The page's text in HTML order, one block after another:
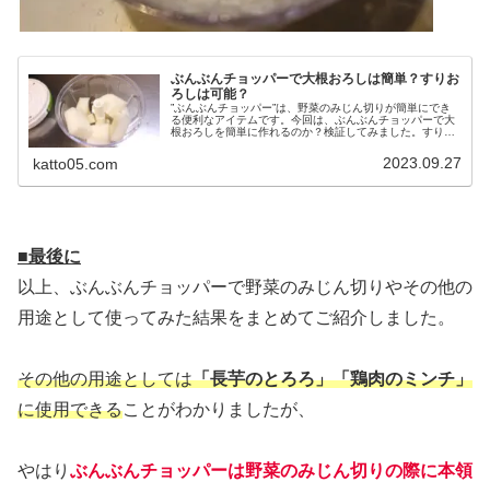
ぶんぶんチョッパーで大根おろしは簡単？すりお
ろしは可能？
”ぶんぶんチョッパー”は、野菜のみじん切りが簡単にでき
る便利なアイテムです。今回は、ぶんぶんチョッパーで大
根おろしを簡単に作れるのか？検証してみました。すりお
katto05.com 2023.09.27
■最後に
以上、ぶんぶんチョッパーで野菜のみじん切りやその他の
用途として使ってみた結果をまとめてご紹介しました。
その他の用途としては「長芋のとろろ」「鶏肉のミンチ」
に使用できることがわかりましたが、
やはり ぶんぶんチョッパーは野菜のみじん切りの際に本領